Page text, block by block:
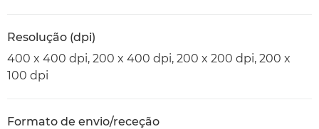
Resolução (dpi)
400 x 400 dpi, 200 x 400 dpi, 200 x 200 dpi, 200 x
100 dpi
Formato de envio/receção